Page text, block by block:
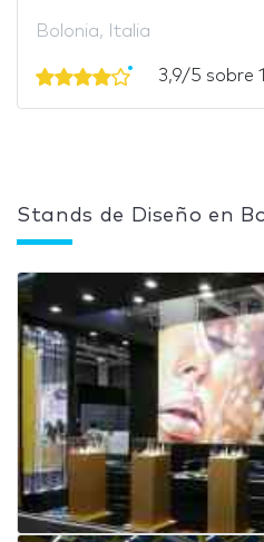
Bolonia, Italia
3,9/5 sobre
Stands de Diseño en